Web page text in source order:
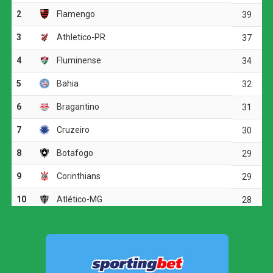
O Vitória precisou de apenas dez minutos para abrir o
placar. Baralhas recebeu a bola próximo à meia-lua e
finalizou colocado. O goleiro Santos não conseguiu
Renê aproveitou o rebote e empurrou para as redes.
O Athletico-PR tentou responder aos 15 minutos.
Mendoza acionou Viveros, que avançou pela esquerda e
cruzou rasteiro para Gilberto. O atacante chegou batendo
de primeira, mas mandou por cima. Dois minutos depois,
Viveros recebeu novamente em boa posição, desta vez
pelo lado direito, e finalizou acima do gol defendido por
Lucas Arcanjo.
Grêmio vence o Mirassol e avança às quartas de